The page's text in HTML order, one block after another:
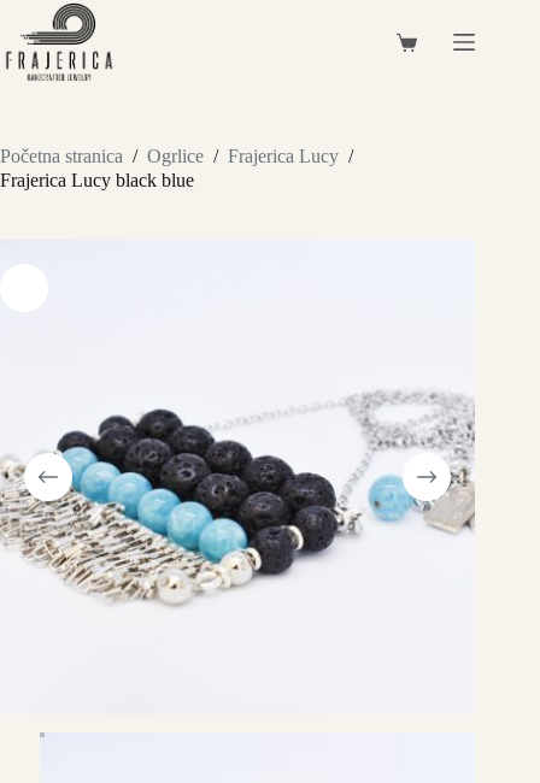
Preskoči
sadržaj
Košarica
Početna stranica / Ogrlice / Frajerica Lucy /
Frajerica Lucy black blue